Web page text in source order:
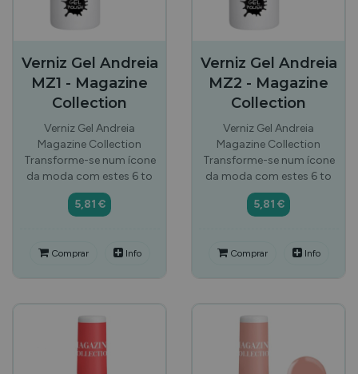
Verniz Gel Andreia
MZ1 - Magazine
Collection
Verniz Gel Andreia
Magazine Collection
Transforme-se num ícone
da moda com estes 6 to
5,81 €
Comprar Info
Verniz Gel Andreia
MZ2 - Magazine
Collection
Verniz Gel Andreia
Magazine Collection
Transforme-se num ícone
da moda com estes 6 to
5,81 €
Comprar Info